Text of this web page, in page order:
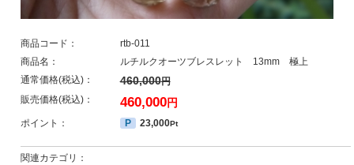
商品コード：
rtb-011
商品名：
ルチルクオーツブレスレット 13mm 極上
通常価格(税込)：
460,000円
販売価格(税込)： 460,000円
ポイント： P 23,000Pt
関連カテゴリ：